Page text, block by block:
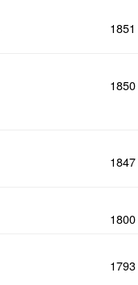
1851
1850
1847
1800
1793